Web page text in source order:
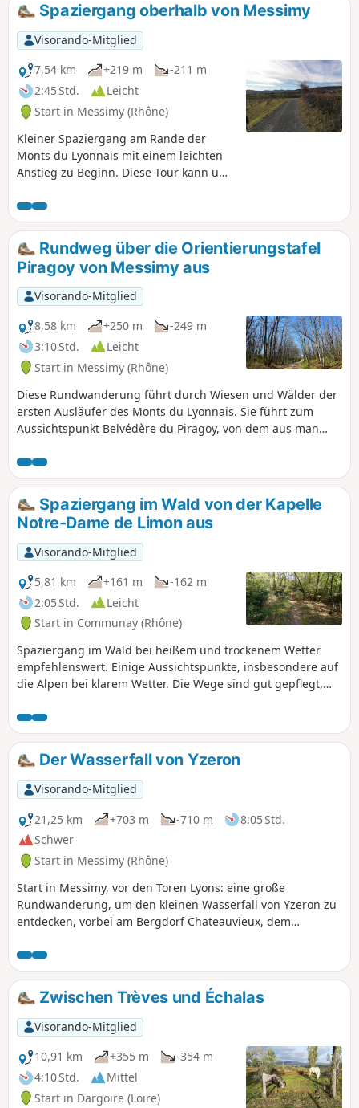
Spaziergang oberhalb von Messimy
Visorando-Mitglied
7,54 km
+219 m
-211 m
2:45 Std.
Leicht
Start in Messimy (Rhône)
Kleiner Spaziergang am Rande der
Monts du Lyonnais mit einem leichten
Anstieg zu Beginn. Diese Tour kann um
somit eine Hin- und Rückfahrt auf
demselben Weg vermieden werden),
indem man am Hameau de la Basse
Bruyère ((1)) parkt.
Rundweg über die Orientierungstafel
Piragoy von Messimy aus
Visorando-Mitglied
8,58 km
+250 m
-249 m
3:10 Std.
Leicht
Start in Messimy (Rhône)
Diese Rundwanderung führt durch Wiesen und Wälder der
ersten Ausläufer des Monts du Lyonnais. Sie führt zum
Aussichtspunkt Belvédère du Piragoy, von dem aus man
Piemont des Monts du Lyonnais hat und bei klarem Wetter
ein wunderschönes Panorama auf die Alpenkette und das
Pilat-Massiv genießen kann.
Spaziergang im Wald von der Kapelle
Notre-Dame de Limon aus
Visorando-Mitglied
5,81 km
+161 m
-162 m
2:05 Std.
Leicht
Start in Communay (Rhône)
Spaziergang im Wald bei heißem und trockenem Wetter
empfehlenswert. Einige Aussichtspunkte, insbesondere auf
die Alpen bei klarem Wetter. Die Wege sind gut gepflegt,
Endzeitlandschaft.
Der Wasserfall von Yzeron
Visorando-Mitglied
21,25 km
+703 m -710 m
8:05 Std.
Schwer
Start in Messimy (Rhône)
Start in Messimy, vor den Toren Lyons: eine große
Rundwanderung, um den kleinen Wasserfall von Yzeron zu
entdecken, vorbei am Bergdorf Chateauvieux, dem
von Faix. Anmerkung des Autors: Die Beschreibung wurde
vor langer Zeit verfasst. Überprüfen Sie die Bewertungen
undnutzen Sie vorzugsweisedie App Visorando
Zwischen Trèves und Échalas
Visorando-Mitglied
10,91 km
+355 m
-354 m
4:10 Std.
Mittel
Start in Dargoire (Loire)